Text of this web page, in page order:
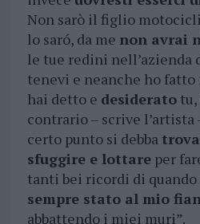
Non sarò il figlio
lo saró, da me non avrai
le tue redini
tenevi e neanche ho
hai detto e desideratotu,
contrario – scrive l’artista
certo punto si debba
sfuggire e lottareper
tanti bei ricordi di
sempre stato al mio
abbattendo i miei muri”.